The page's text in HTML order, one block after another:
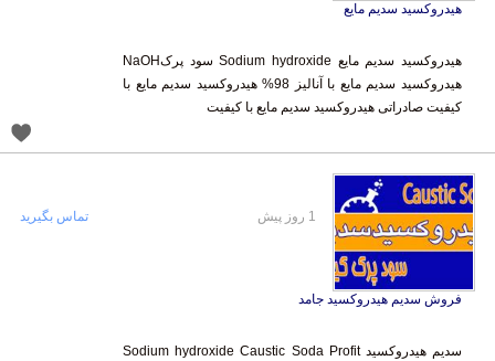
هیدروکسید سدیم مایع
هیدروکسید سدیم مایع Sodium hydroxide سود پرکNaOH
هیدروکسید سدیم مایع با آنالیز 98% هیدروکسید سدیم مایع با
کیفیت صادراتی هیدروکسید سدیم مایع با کیفیت
فروش سدیم هیدروکسید جامد
سدیم هیدروکسید Sodium hydroxide Caustic Soda Profit
Flakes فرمول شیمیایی NaOH یون‌های تشکیل دهنده +Na و –
تماس بگیرید